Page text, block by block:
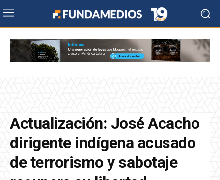
Actualización: José Acacho
dirigente indígena acusado
de terrorismo y sabotaje